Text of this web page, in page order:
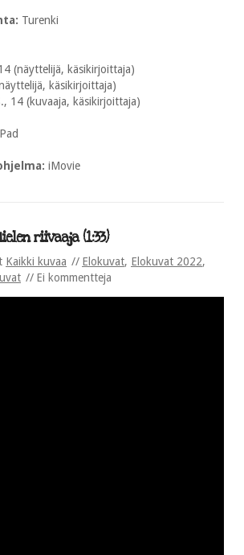
Turenki
(näyttelijä, käsikirjoittaja)
käsikirjoittaja)
14 (kuvaaja, käsikirjoittaja)
iMovie
riivaaja (1:33)
Kaikki kuvaa Elokuvat, Elokuvat 2022,
Ei kommentteja